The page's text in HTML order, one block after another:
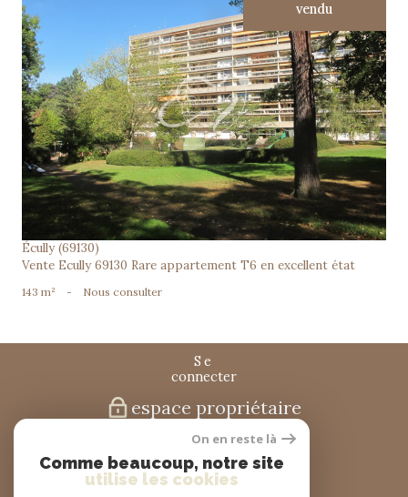
vendu
voir le bien
Écully (69130)
Vente Ecully 69130 Rare appartement T6 en excellent état
143 m² - Nous consulter
se
connecter
espace propriétaire
nous
suivre
On en reste là
Comme beaucoup, notre site
utilise les cookies